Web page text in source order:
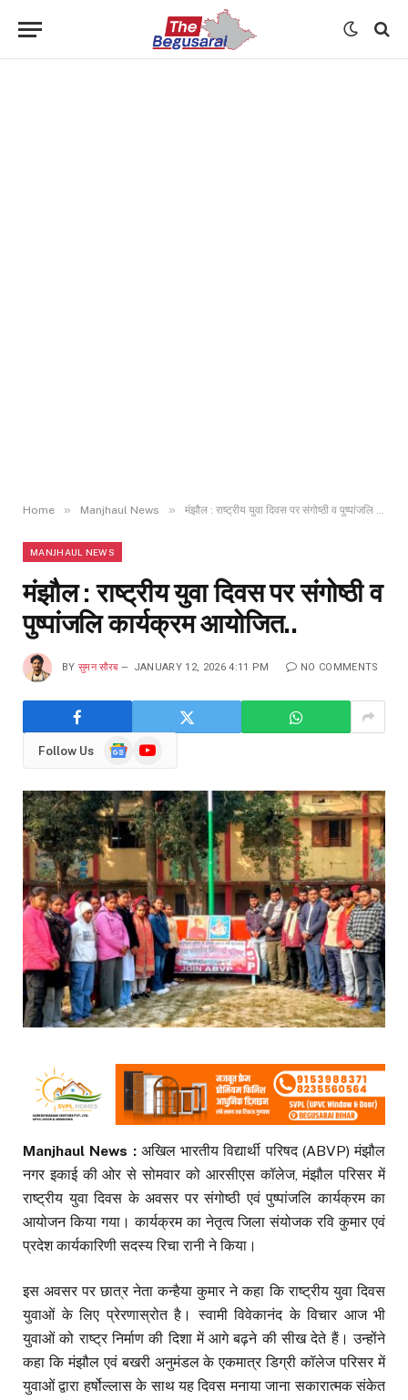
Home » Manjhaul News » मंझौल : राष्ट्रीय युवा दिवस पर संगोष्ठी व पुष्पांजलि कार्यक्रम आयोजित..
MANJHAUL NEWS
मंझौल : राष्ट्रीय युवा दिवस पर संगोष्ठी व
पुष्पांजलि कार्यक्रम आयोजित..
BY सुमन सौरब JANUARY 12, 2026 4:11 PM NO COMMENTS
Follow Us
GoogleYouTube
Manjhaul News : अखिल भारतीय विद्यार्थी परिषद (ABVP) मंझौल
नगर इकाई की ओर से सोमवार को आरसीएस कॉलेज, मंझौल परिसर में
राष्ट्रीय युवा दिवस के अवसर पर संगोष्ठी एवं पुष्पांजलि कार्यक्रम का
आयोजन किया गया। कार्यक्रम का नेतृत्व जिला संयोजक रवि कुमार एवं
प्रदेश कार्यकारिणी सदस्य रिचा रानी ने किया।
इस अवसर पर छात्र नेता कन्हैया कुमार ने कहा कि राष्ट्रीय युवा दिवस
युवाओं के लिए प्रेरणास्रोत है। स्वामी विवेकानंद के विचार आज भी
युवाओं को राष्ट्र निर्माण की दिशा में आगे बढ़ने की सीख देते हैं। उन्होंने
कहा कि मंझौल एवं बखरी अनुमंडल के एकमात्र डिग्री कॉलेज परिसर में
युवाओं द्वारा हर्षोल्लास के साथ यह दिवस मनाया जाना सकारात्मक संकेत